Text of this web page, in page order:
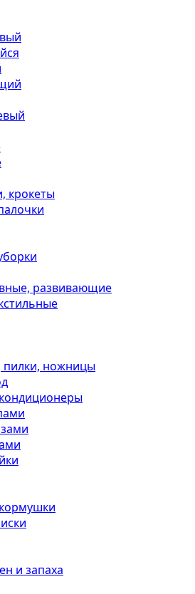
крокеты
развивающие
пилки, ножницы
и запаха